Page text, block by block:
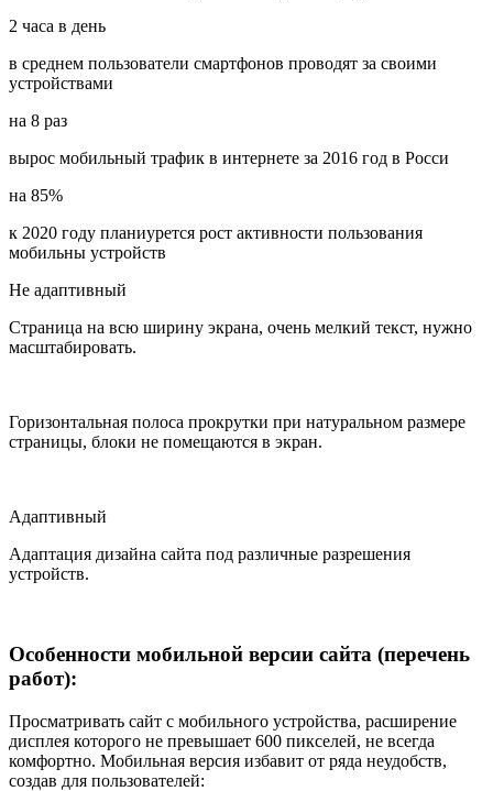
2 часа в день
в среднем пользователи смартфонов проводят за своими
устройствами
на 8 раз
вырос мобильный трафик в интернете за 2016 год в Росси
на 85%
к 2020 году планиурется рост активности пользования
мобильны устройств
Не адаптивный
Страница на всю ширину экрана, очень мелкий текст, нужно
масштабировать.
Горизонтальная полоса прокрутки при натуральном размере
страницы, блоки не помещаются в экран.
Адаптивный
Адаптация дизайна сайта под различные разрешения
устройств.
Особенности мобильной версии сайта (перечень
работ):
Просматривать сайт с мобильного устройства, расширение
дисплея которого не превышает 600 пикселей, не всегда
комфортно. Мобильная версия избавит от ряда неудобств,
создав для пользователей: